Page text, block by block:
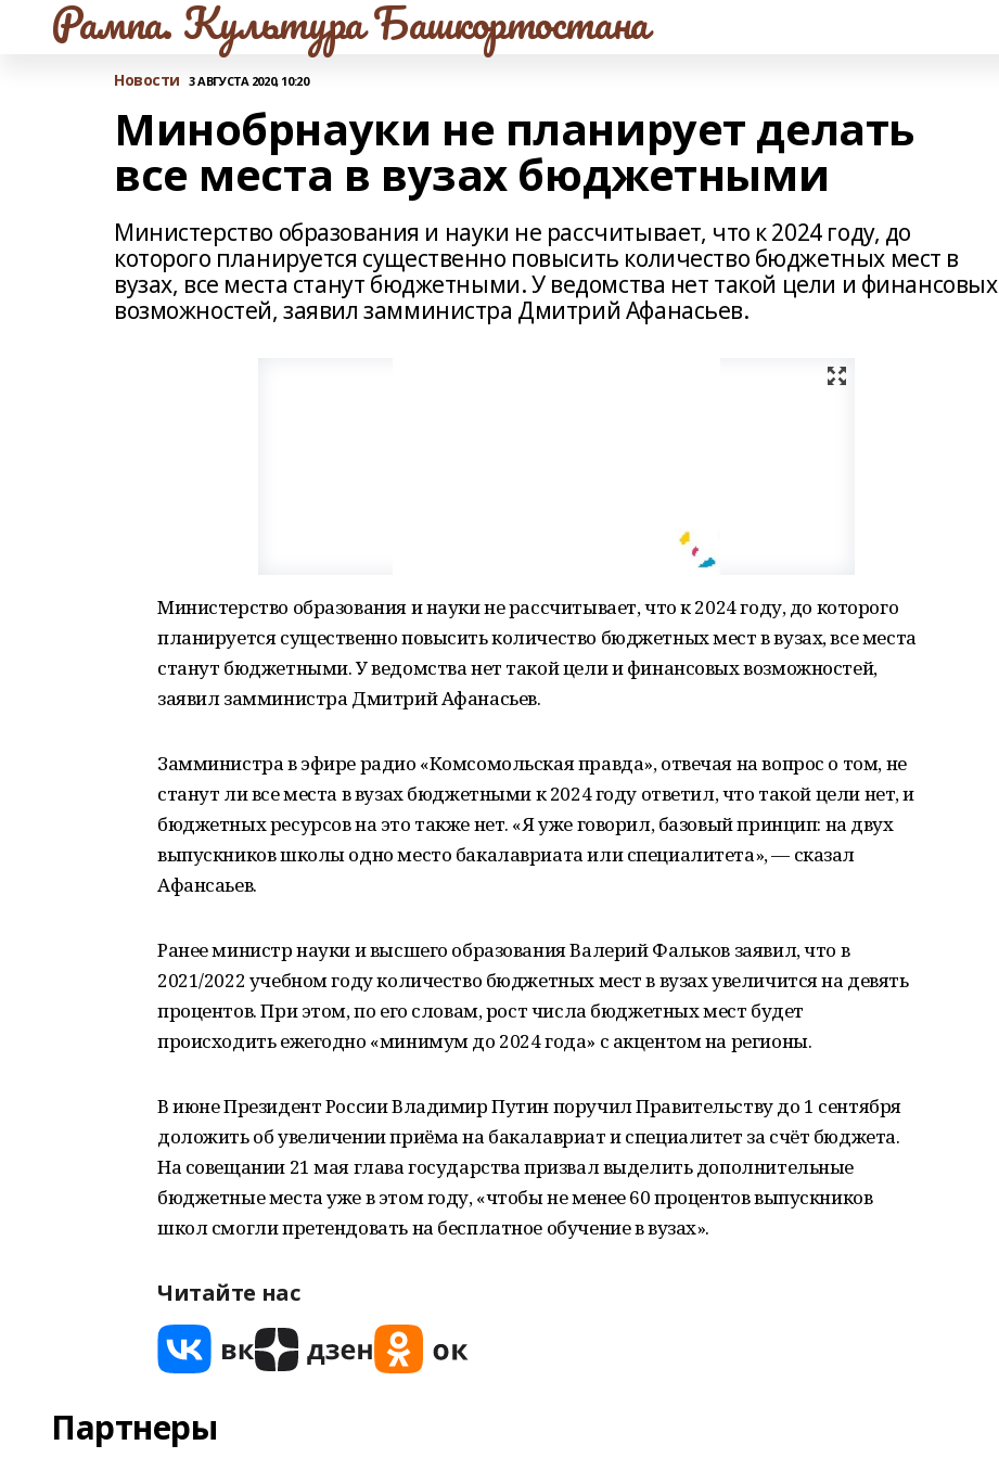
Рампа. Культура Башкортостана
Новости 3 АВГУСТА 2020, 10:20
Минобрнауки не планирует делать
все места в вузах бюджетными
Министерство образования и науки не рассчитывает, что к 2024 году, до
которого планируется существенно повысить количество бюджетных мест в
вузах, все места станут бюджетными. У ведомства нет такой цели и финансовых
возможностей, заявил замминистра Дмитрий Афанасьев.
Министерство образования и науки не рассчитывает, что к 2024 году, до которого
планируется существенно повысить количество бюджетных мест в вузах, все места
станут бюджетными. У ведомства нет такой цели и финансовых возможностей,
заявил замминистра Дмитрий Афанасьев.
Замминистра в эфире радио «Комсомольская правда», отвечая на вопрос о том, не
станут ли все места в вузах бюджетными к 2024 году ответил, что такой цели нет, и
бюджетных ресурсов на это также нет. «Я уже говорил, базовый принцип: на двух
выпускников школы одно место бакалавриата или специалитета», — сказал
Афансаьев.
Ранее министр науки и высшего образования Валерий Фальков заявил, что в
2021/2022 учебном году количество бюджетных мест в вузах увеличится на девять
процентов. При этом, по его словам, рост числа бюджетных мест будет
происходить ежегодно «минимум до 2024 года» с акцентом на регионы.
В июне Президент России Владимир Путин поручил Правительству до 1 сентября
доложить об увеличении приёма на бакалавриат и специалитет за счёт бюджета.
На совещании 21 мая глава государства призвал выделить дополнительные
бюджетные места уже в этом году, «чтобы не менее 60 процентов выпускников
школ смогли претендовать на бесплатное обучение в вузах».
Читайте нас
Партнеры